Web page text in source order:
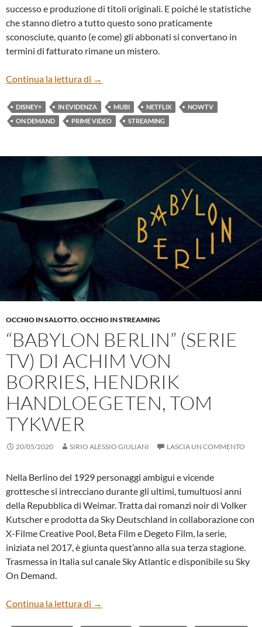
successo e produzione di titoli originali. E poiché le statistiche
che stanno dietro a tutto questo sono praticamente
sconosciute, quanto (e come) gli abbonati si convertano in
termini di fatturato rimane un mistero.
Continua la lettura di TUTTO QUELLO CHE AVRESTE
→
DISNEY+ IN EVIDENZA MUBI NETFLIX
NOWTV
ON DEMAND
PRIME VIDEO STREAMING
OCCHIO IN SALOTTO,OCCHIO IN STREAMING
“BABYLON BERLIN” (SERIE
TV) DI ACHIM VON
BORRIES, HENDRIK
HANDLOEGETEN, TOM
TYKWER
20/05/2020 SIRIO ALESSIO GIULIANI LASCIA UN COMMENTO
Nella Berlino del 1929 personaggi ambigui e vicende
grottesche si intrecciano durante gli ultimi, tumultuosi anni
della Repubblica di Weimar. Tratta dai romanzi noir di Volker
Kutscher e prodotta da Sky Deutschland in collaborazione con
X-Filme Creative Pool, Beta Film e Degeto Film, la serie,
iniziata nel 2017, è giunta quest’anno alla sua terza stagione.
Trasmessa in Italia sul canale Sky Atlantic e disponibile su Sky
On Demand.
Continua la lettura di “BABYLON BERLIN” (SERIE TV) DI
→